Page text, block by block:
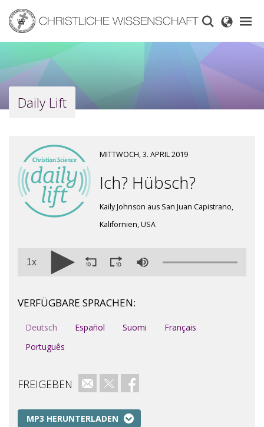
main
content
Daily Lift
MITTWOCH, 3. APRIL 2019
Ich? Hübsch?
Kaily Johnson aus San Juan Capistrano,
Kalifornien, USA
1x
VERFÜGBARE SPRACHEN:
Deutsch Español Suomi
Français
Português
FREIGEBEN E-MailTwitterFacebook
MP3 HERUNTERLADEN